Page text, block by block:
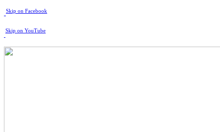
Skip on Facebook
Skip on YouTube